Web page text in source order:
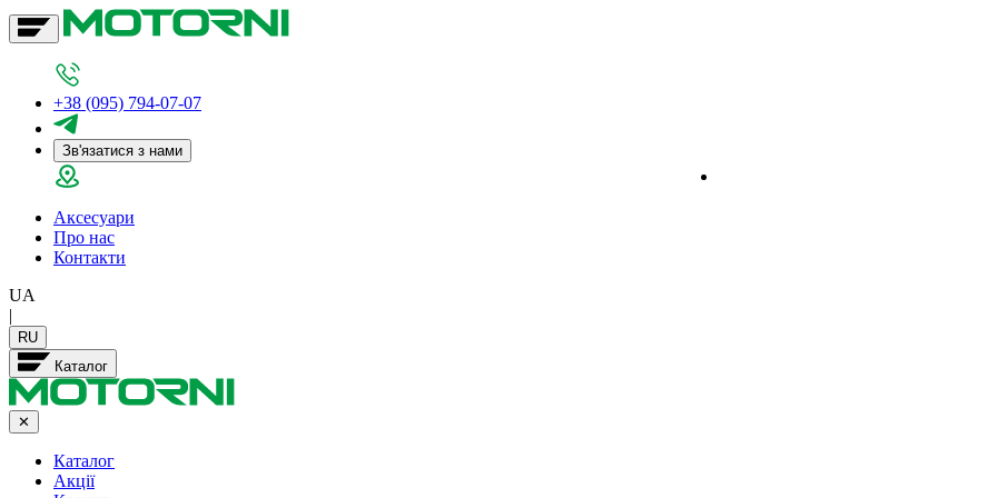
+38 (095) 794-07-07
Зв'язатися з нами
Аксесуари
Про нас
Контакти
UA
|
RU
Каталог
✕
Каталог
Акції